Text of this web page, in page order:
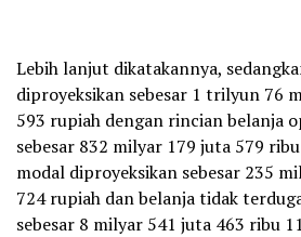
Lebih lanjut dikatakannya,
diproyeksikan sebesar 1 trilyun 76
593 rupiah dengan rincian belanja
sebesar 832 milyar 179 juta 579
modal diproyeksikan sebesar 235
724 rupiah dan belanja tidak
sebesar 8 milyar 541 juta 463 ribu